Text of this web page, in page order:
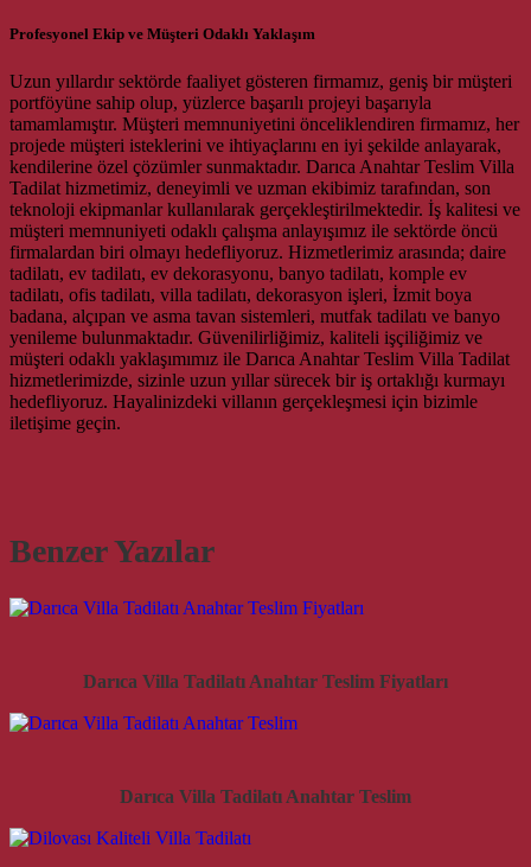
Profesyonel Ekip ve Müşteri Odaklı Yaklaşım
Uzun yıllardır sektörde faaliyet gösteren firmamız, geniş bir müşteri
portföyüne sahip olup, yüzlerce başarılı projeyi başarıyla
tamamlamıştır. Müşteri memnuniyetini önceliklendiren firmamız, her
projede müşteri isteklerini ve ihtiyaçlarını en iyi şekilde anlayarak,
kendilerine özel çözümler sunmaktadır. Darıca Anahtar Teslim Villa
Tadilat hizmetimiz, deneyimli ve uzman ekibimiz tarafından, son
teknoloji ekipmanlar kullanılarak gerçekleştirilmektedir. İş kalitesi ve
müşteri memnuniyeti odaklı çalışma anlayışımız ile sektörde öncü
firmalardan biri olmayı hedefliyoruz. Hizmetlerimiz arasında; daire
tadilatı, ev tadilatı, ev dekorasyonu, banyo tadilatı, komple ev
tadilatı, ofis tadilatı, villa tadilatı, dekorasyon işleri, İzmit boya
badana, alçıpan ve asma tavan sistemleri, mutfak tadilatı ve banyo
yenileme bulunmaktadır. Güvenilirliğimiz, kaliteli işçiliğimiz ve
müşteri odaklı yaklaşımımız ile Darıca Anahtar Teslim Villa Tadilat
hizmetlerimizde, sizinle uzun yıllar sürecek bir iş ortaklığı kurmayı
hedefliyoruz. Hayalinizdeki villanın gerçekleşmesi için bizimle
iletişime geçin.
Benzer Yazılar
Darıca Villa Tadilatı Anahtar Teslim Fiyatları
Darıca Villa Tadilatı Anahtar Teslim